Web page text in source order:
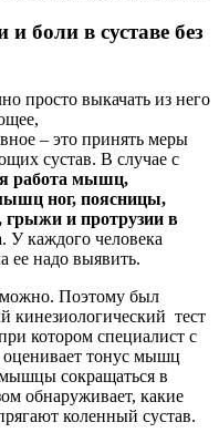
боли в суставе без
просто выкачать из него
– это принять меры
сустав. В случае с
работа мышц,
ног, поясницы,
грыжи и протрузии в
. У каждого человека
ее надо выявить.
Поэтому был
кинезиологический тест
котором специалист с
тонус мышц
мышцы сокращаться в
обнаруживает, какие
коленный сустав.